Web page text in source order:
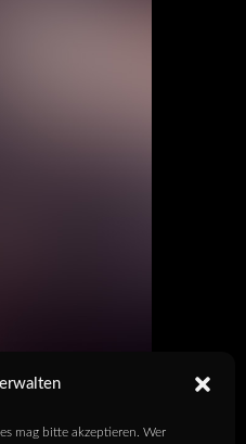
mag bitte akzeptieren. Wer